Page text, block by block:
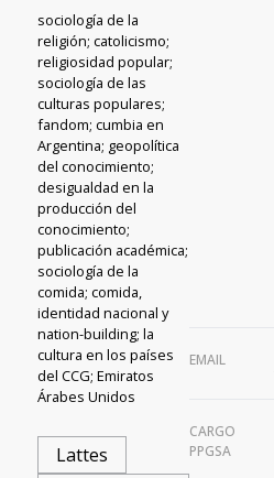
sociología de la
religión; catolicismo;
religiosidad popular;
sociología de las
culturas populares;
fandom; cumbia en
Argentina; geopolítica
del conocimiento;
desigualdad en la
producción del
conocimiento;
publicación académica;
sociología de la
comida; comida,
identidad nacional y
nation-building; la
cultura en los países
del CCG; Emiratos
Árabes Unidos
Lattes
EMAIL
CARGO
PPGSA